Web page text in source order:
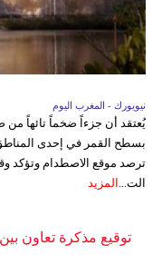
نيويورك - المغرب اليوم
بسطح القمر في إحدى المناطق
ترصد موقع الاصطدام وتؤكد
الت... المزيد
توقيع مذكرة تعاون